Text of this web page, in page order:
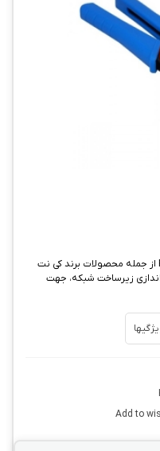
آچار سوکت زن شبکه و تلفن مدل KP-N1090 از جمله محصولات برند کی نت
زیرساخت شبکه، جهت
Add to